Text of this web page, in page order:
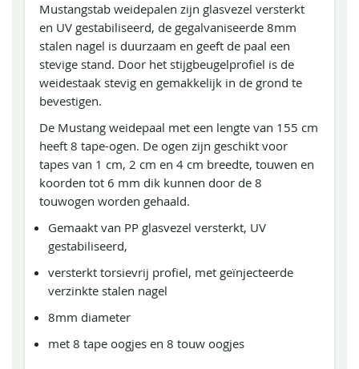
Mustangstab weidepalen zijn glasvezel versterkt
en UV gestabiliseerd, de gegalvaniseerde 8mm
stalen nagel is duurzaam en geeft de paal een
stevige stand. Door het stijgbeugelprofiel is de
weidestaak stevig en gemakkelijk in de grond te
bevestigen.
De Mustang weidepaal met een lengte van 155 cm
heeft 8 tape-ogen. De ogen zijn geschikt voor
tapes van 1 cm, 2 cm en 4 cm breedte, touwen en
koorden tot 6 mm dik kunnen door de 8
touwogen worden gehaald.
Gemaakt van PP glasvezel versterkt, UV
gestabiliseerd,
versterkt torsievrij profiel, met geïnjecteerde
verzinkte stalen nagel
8mm diameter
met 8 tape oogjes en 8 touw oogjes